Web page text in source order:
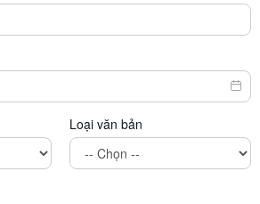
Loại văn bản